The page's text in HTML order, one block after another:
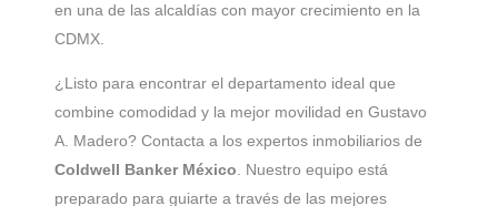
en una de las alcaldías con mayor crecimiento en la
CDMX.
¿Listo para encontrar el departamento ideal que
combine comodidad y la mejor movilidad en Gustavo
A. Madero? Contacta a los expertos inmobiliarios de
Coldwell Banker México. Nuestro equipo está
preparado para guiarte a través de las mejores